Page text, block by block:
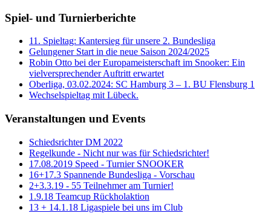
Spiel- und Turnierberichte
11. Spieltag: Kantersieg für unsere 2. Bundesliga
Gelungener Start in die neue Saison 2024/2025
Robin Otto bei der Europameisterschaft im Snooker: Ein
vielversprechender Auftritt erwartet
Oberliga, 03.02.2024: SC Hamburg 3 – 1. BU Flensburg 1
Wechselspieltag mit Lübeck.
Veranstaltungen und Events
Schiedsrichter DM 2022
Regelkunde - Nicht nur was für Schiedsrichter!
17.08.2019 Speed - Turnier SNOOKER
16+17.3 Spannende Bundesliga - Vorschau
2+3.3.19 - 55 Teilnehmer am Turnier!
1.9.18 Teamcup Rückholaktion
13 + 14.1.18 Ligaspiele bei uns im Club